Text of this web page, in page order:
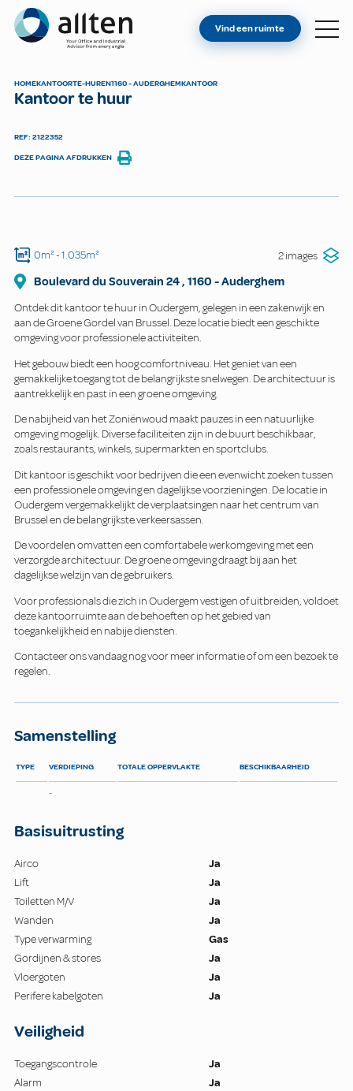
Allten
VIND EEN RUIMTE
Vind een ruimte
HOMEKANTOORTE-HUREN1160 - AUDERGHEMKANTOOR
Kantoor te huur
REF: 2122352
DEZE PAGINA AFDRUKKEN
0m²- 1.035m² 2 images
Boulevard du Souverain 24, 1160 -Auderghem
Ontdek dit kantoor te huur in Oudergem, gelegen in een zakenwijk en
aan de Groene Gordel van Brussel. Deze locatie biedt een geschikte
omgeving voor professionele activiteiten.
Het gebouw biedt een hoog comfortniveau. Het geniet van een
gemakkelijke toegang tot de belangrijkste snelwegen. De architectuur is
aantrekkelijk en past in een groene omgeving.
De nabijheid van het Zoniënwoud maakt pauzes in een natuurlijke
omgeving mogelijk. Diverse faciliteiten zijn in de buurt beschikbaar,
zoals restaurants, winkels, supermarkten en sportclubs.
Dit kantoor is geschikt voor bedrijven die een evenwicht zoeken tussen
een professionele omgeving en dagelijkse voorzieningen. De locatie in
Oudergem vergemakkelijkt de verplaatsingen naar het centrum van
Brussel en de belangrijkste verkeersassen.
De voordelen omvatten een comfortabele werkomgeving met een
verzorgde architectuur. De groene omgeving draagt bij aan het
dagelijkse welzijn van de gebruikers.
Voor professionals die zich in Oudergem vestigen of uitbreiden, voldoet
deze kantoorruimte aan de behoeften op het gebied van
toegankelijkheid en nabije diensten.
Contacteer ons vandaag nog voor meer informatie of om een bezoek te
regelen.
Samenstelling
TYPE VERDIEPING TOTALE OPPERVLAKTE BESCHIKBAARHEID
-
Basisuitrusting
Airco
Ja
Lift
Ja
Toiletten M/V
Ja
Wanden
Ja
Type verwarming
Gas
Gordijnen & stores
Ja
Vloergoten
Ja
Perifere kabelgoten
Ja
Veiligheid
Toegangscontrole
Ja
Alarm
Ja